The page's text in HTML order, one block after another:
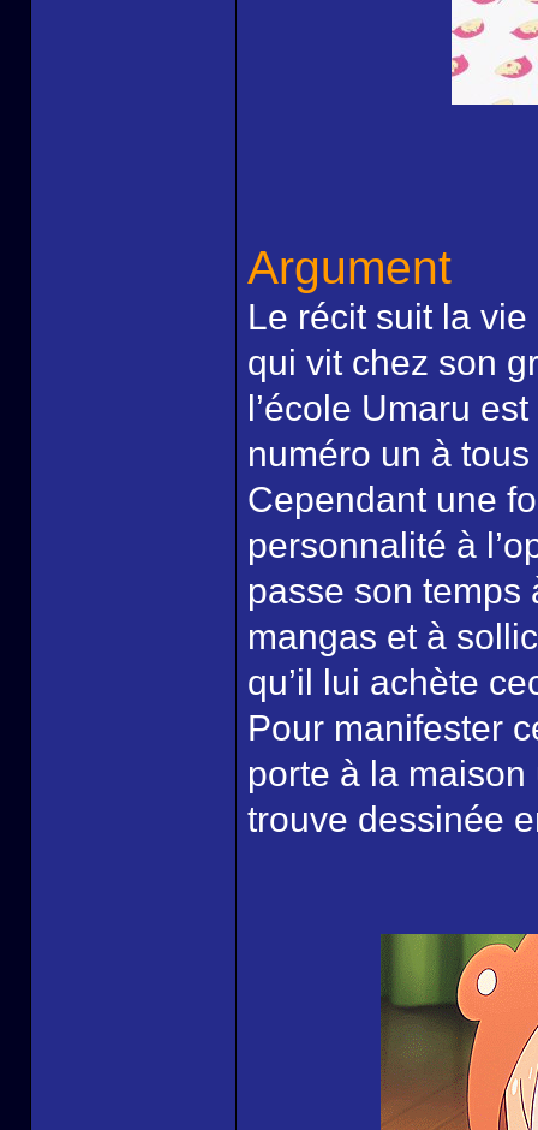
Argument
Le récit suit la
qui vit chez son
l’école Umaru
numéro un à
Cependant une
personnalité à
passe son temps
mangas et à
qu’il lui achète
Pour manifester
porte à la
trouve dessinée